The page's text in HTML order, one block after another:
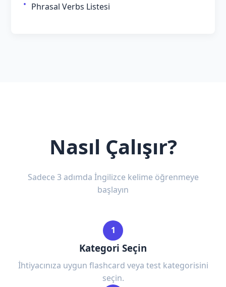
Phrasal Verbs Listesi
Nasıl Çalışır?
Sadece 3 adımda İngilizce kelime öğrenmeye
başlayın
1
Kategori Seçin
İhtiyacınıza uygun flashcard veya test kategorisini
seçin.